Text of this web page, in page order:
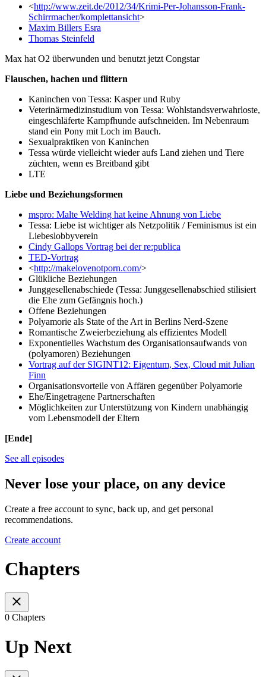
<http://www.zeit.de/2012/34/Krimi-Per-Johansson-Frank-
Schirrmacher/komplettansicht>
Maxim Billers Esra
Thomas Steinfeld
Max hat O2 überwunden und benutzt jetzt Congstar
Flauschen, hachen und flittern
Kaninchen von Tessa: Kasper und Ruby
Veterinärmedizinstudium von Tessa: Wohlstandsverwahrloste,
eingeschläferte Kampfhunde aufschneiden. Im Nebenraum
stand ein Pony mit Loch im Bauch.
Sexualpraktiken von Kaninchen
Tessa würde vielleicht wieder aufs Land ziehen und Tiere
züchten, wenn es Breitband gibt
LTE
Liebe und Beziehungsformen
mspro: Malte Welding hat keine Ahnung von Liebe
Tessa: Liebe ist wichtiger als Netzpolitik / Feminismus ist ein
Liebeslobbyverein
Cindy Gallops Vortrag bei der re:publica
TED-Vortrag
<http://makelovenotporn.com/>
Glükliche Beziehungen
Junggesellenabschiede (Tessa: Junggesellenabschied stilisiert
die Ehe zum Gefängnis hoch.)
Offene Beziehungen
Polyamorie als State of the Art in Berlins Nerd-Szene
Romantische Zweierbeziehung als effizientes Modell
Exponentielles Wachstum des Organisationsaufwands von
(polyamoren) Beziehungen
Vortrag auf der SIGINT12: Eigentum, Sex, Cloud mit Julian
Finn
Organisationsvorteile von Affären gegenüber Polyamorie
Ehe/Eingetragene Partnerschaften
Möglichkeiten zur Unterstützung von Kindern unabhängig
vom Lebensmodell der Eltern
[Ende]
See all episodes
Never lose your place, on any device
Create a free account to sync, back up, and get personal
recommendations.
Create account
Chapters
0 Chapters
Up Next